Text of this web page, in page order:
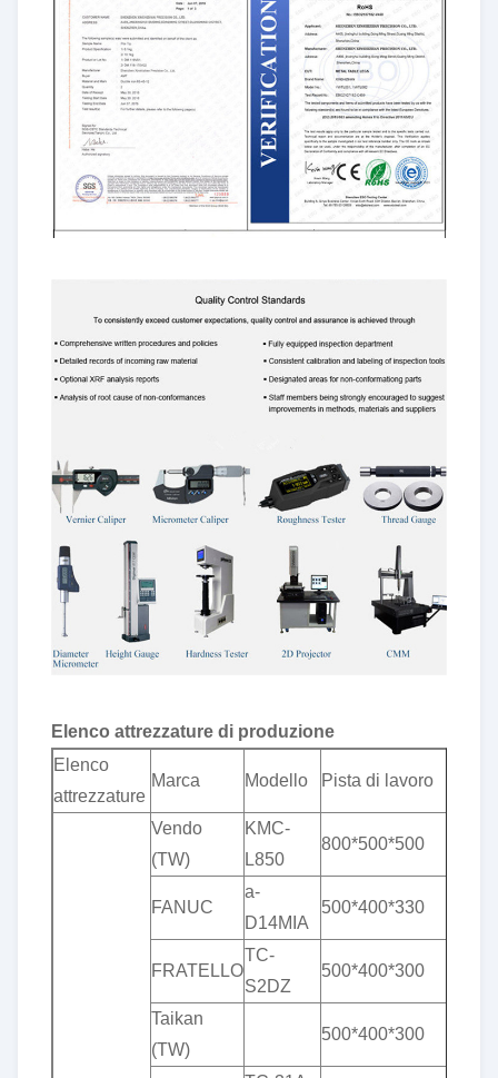
Elenco attrezzature di produzione
Elenco
attrezzature
Marca Modello Pista di lavoro
Vendo
(TW)
KMC-
L850
800*500*500
FANUC
a-
D14MIA
500*400*330
FRATELLO
TC-
S2DZ
500*400*300
Taikan
(TW)
500*400*300